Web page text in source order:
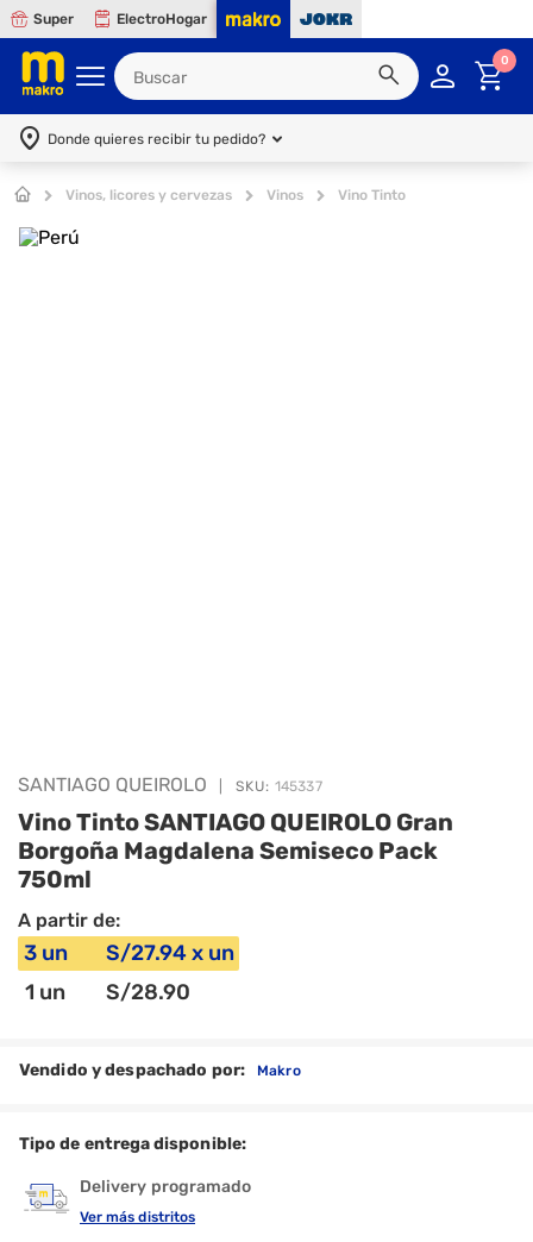
Super ElectroHogar
0
Donde quieres recibir tu pedido?
Vinos, licores y cervezas Vinos Vino Tinto
SANTIAGO QUEIROLO SKU: 145337
Vino Tinto SANTIAGO QUEIROLO Gran
Borgoña Magdalena Semiseco Pack
750ml
A partir de:
3 un S/27.94x un
1 un S/28.90
Vendido y despachado por: Makro
Tipo de entrega disponible:
Delivery programado
Ver más distritos